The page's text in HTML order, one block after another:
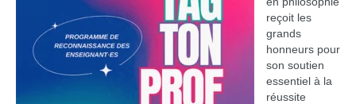
reçoit les
grands
honneurs pour
son soutien
essentiel à la
réussite